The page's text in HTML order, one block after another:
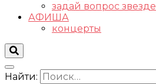
задай вопрос звезде
АФИША
концерты
Найти: